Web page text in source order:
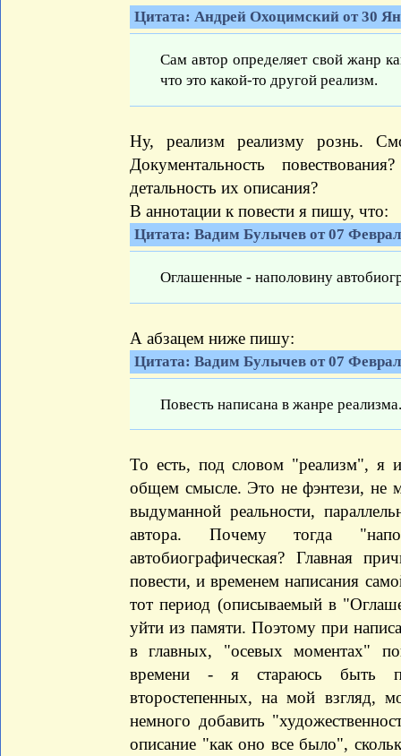
Цитата: Андрей Охоцимский от 30
Сам автор определяет свой жанр
что это какой-то другой реализм.
Ну, реализм реализму рознь.
Документальность
детальность их описания?
В аннотации к повести я пишу, что:
Цитата: Вадим Булычев от 07
Оглашенные - наполовину
А абзацем ниже пишу:
Цитата: Вадим Булычев от 07
Повесть написана в жанре реализма.
То есть, под словом "реализм", я
общем смысле. Это не фэнтези, не
выдуманной реальности,
автора. Почему тогда
автобиографическая? Главная
повести, и временем написания
тот период (описываемый в
уйти из памяти. Поэтому при
в главных, "осевых моментах"
времени - я стараюсь быть
второстепенных, на мой взгляд,
немного добавить
описание "как оно все было",